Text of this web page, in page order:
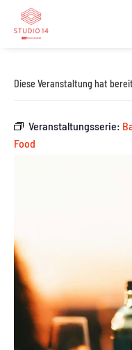
Diese Veranstaltung hat
Veranstaltungsserie:
Food